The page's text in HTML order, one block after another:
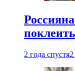
2 года спустя